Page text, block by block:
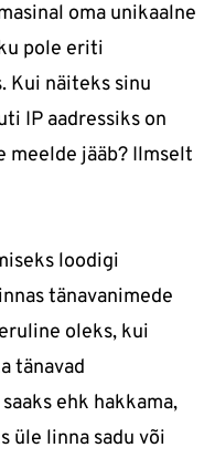
oma unikaalne
pole eriti
Kui näiteks sinu
IP aadressiks on
meelde jääb? Ilmselt
loodigi
tänavanimede
oleks, kui
tänavad
ehk hakkama,
üle linna sadu või